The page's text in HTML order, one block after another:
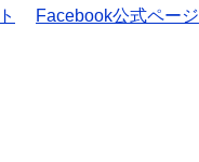
Facebook公式ページ